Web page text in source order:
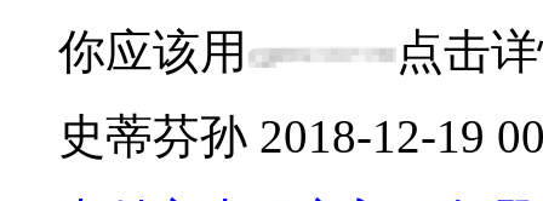
你应该用
点击
史蒂芬孙 2018-12-19